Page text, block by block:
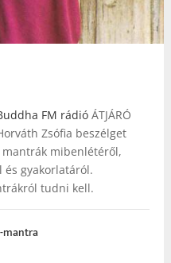
FM rádió ÁTJÁRÓ
Zsófia beszélget
mantrák mibenlétéről,
gyakorlatáról.
tudni kell.